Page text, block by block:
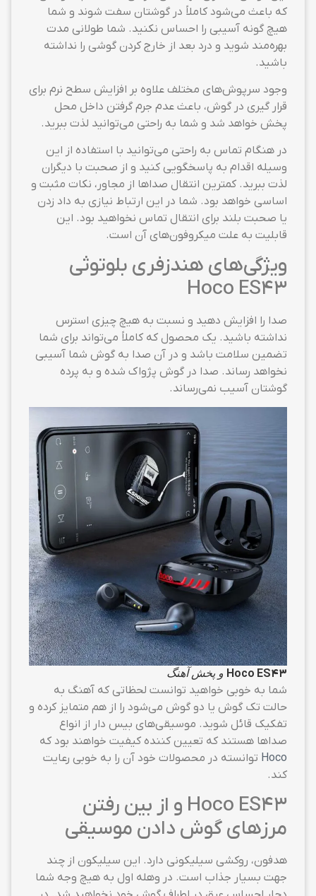
که باعث می‌شود کاملاً در گوشتان سفت شوند و شما
هیچ گونه آسیبی را احساس نکنید. شما طولانی مدت
بهره‌مند شوید و درد بعد از خارج کردن گوشی را نداشته
باشید.
وجود سرپوش‌های مختلف علاوه بر افزایش سطح نرم برای
قرار گیری در گوش، باعث عدم جرم گرفتن داخل محل
پخش خواهد شد و شما به راحتی می‌توانید لذت ببرید.
در هنگام تماس به راحتی می‌توانید با استفاده از این
وسیله اقدام به پاسخگویی کنید و از صحبت با دیگران
لذت ببرید. کمترین انتقال صداها از مجاور، نکات مثبت و
اساسی خواهد بود. شما در این ارتباط نیازی به داد زدن
یا صحبت بلند برای انتقال تماس نخواهید بود. این
قابلیت به علت میکروفون‌های آن است.
ویژگی‌های هندزفری بلوتوثی
Hoco ES43
صدا را افزایش دهید و نسبت به هیچ چیزی استرس
نداشته باشید. یک محصول که کاملاً می‌تواند برای شما
تضمین سلامت باشد و در آن صدا به گوش شما آسیبی
نخواهد رساند. صدا در گوش پژواک شده و به پرده
گوشتان آسیب نمی‌رساند.
Hoco ES43 و پخش آهنگ
شما به خوبی خواهید توانست لحظاتی که آهنگ به
حالت تک گوش یا دو گوش می‌شود را از هم متمایز کرده و
تفکیک قائل شوید. موسیقی‌های بیس دار از انواع
صداها هستند که تعیین کننده کیفیت خواهند بود که
Hoco توانسته در محصولات خود آن را به خوبی رعایت
کند.
Hoco ES43 و از بین رفتن
مرزهای گوش دادن موسیقی
هدفون، روکشی سیلیکونی دارد. این سیلیکون از چند
جهت بسیار جذاب است. در وهله اول به هیچ وجه شما